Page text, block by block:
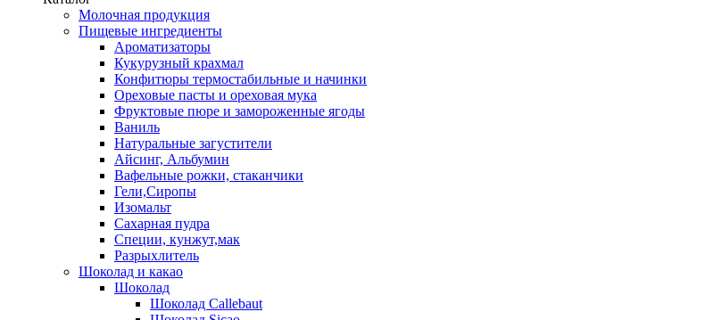
Молочная продукция
Пищевые ингредиенты
Ароматизаторы
Кукурузный крахмал
Конфитюры термостабильные и начинки
Ореховые пасты и ореховая мука
Фруктовые пюре и замороженные ягоды
Ваниль
Натуральные загустители
Айсинг, Альбумин
Вафельные рожки, стаканчики
Гели,Сиропы
Изомальт
Сахарная пудра
Специи, кунжут,мак
Разрыхлитель
Шоколад и какао
Шоколад
Шоколад Callebaut